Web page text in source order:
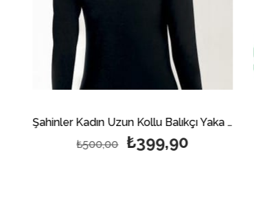
Şahinler Kadın Uzun Kollu Balıkçı Yaka Body Siyah
₺399,90
₺500,00